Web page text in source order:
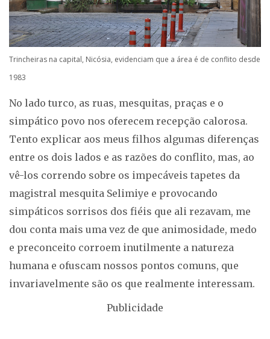
Trincheiras na capital, Nicósia, evidenciam que a área é de conflito desde
1983
No lado turco, as ruas, mesquitas, praças e o
simpático povo nos oferecem recepção calorosa.
Tento explicar aos meus filhos algumas diferenças
entre os dois lados e as razões do conflito, mas, ao
vê-los correndo sobre os impecáveis tapetes da
magistral mesquita Selimiye e provocando
simpáticos sorrisos dos fiéis que ali rezavam, me
dou conta mais uma vez de que animosidade, medo
e preconceito corroem inutilmente a natureza
humana e ofuscam nossos pontos comuns, que
invariavelmente são os que realmente interessam.
Publicidade